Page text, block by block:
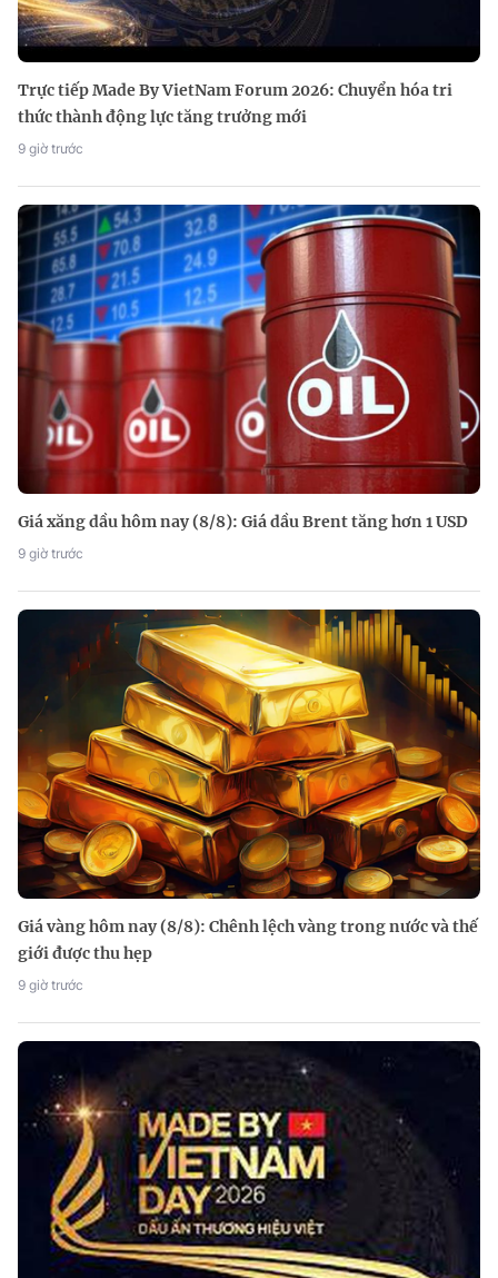
Trực tiếp Made By VietNam Forum 2026: Chuyển hóa tri
thức thành động lực tăng trưởng mới
9 giờ trước
Giá xăng dầu hôm nay (8/8): Giá dầu Brent tăng hơn 1 USD
9 giờ trước
Giá vàng hôm nay (8/8): Chênh lệch vàng trong nước và thế
giới được thu hẹp
9 giờ trước